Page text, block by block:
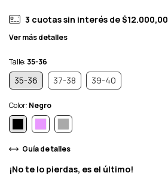
3 cuotas sin interés de$12.000,00
Ver más detalles
Talle: 35-36
35-36 37-38 39-40
Color: Negro
Guía de talles
¡No te lo pierdas, es el último!